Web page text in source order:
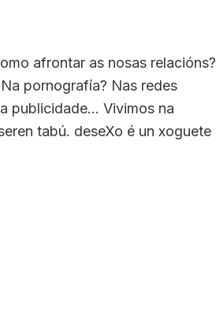
afrontar as nosas relacións?
pornografía? Nas redes
publicidade... Vivimos na
tabú. deseXo é un xoguete